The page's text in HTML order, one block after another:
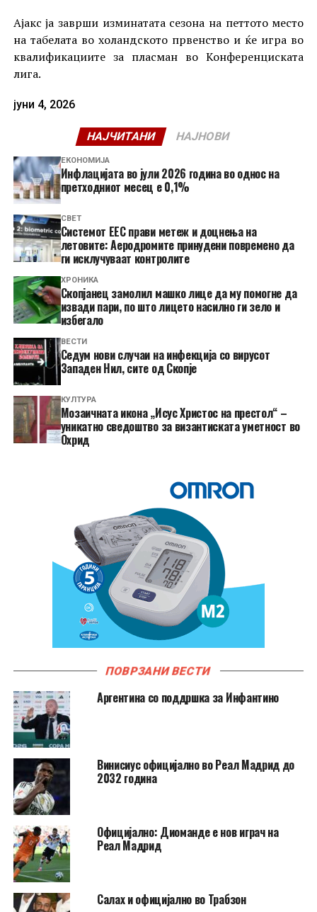
Ајакс ја заврши изминатата сезона на петтото место
на табелата во холандското првенство и ќе игра во
квалификациите за пласман во Конференциската
лига.
јуни 4, 2026
НАЈЧИТАНИ НАЈНОВИ
ЕКОНОМИЈА
Инфлацијата во јули 2026 година во однос на
претходниот месец е 0,1%
СВЕТ
Системот ЕЕС прави метеж и доцнења на
летовите: Аеродромите принудени повремено да
ги исклучуваат контролите
ХРОНИКА
Скопјанец замолил машко лице да му помогне да
извади пари, по што лицето насилно ги зело и
избегало
ВЕСТИ
Седум нови случаи на инфекција со вирусот
Западен Нил, сите од Скопје
КУЛТУРА
Мозаичната икона „Исус Христос на престол“ –
уникатно сведоштво за византиската уметност во
Охрид
ПОВРЗАНИ ВЕСТИ
Аргентина со поддршка за Инфантино
Винисиус официјално во Реал Мадрид до
2032 година
Официјално: Диоманде е нов играч на
Реал Мадрид
Салах и официјално во Трабзон